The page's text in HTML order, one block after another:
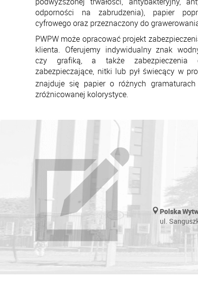
odporności na zabrudzenia), papier
cyfrowego oraz prze­znaczony do
PWPW może opracować projekt
klienta. Oferujemy indywidualny znak
czy grafiką, a także zabezpieczenia
zabezpieczające, nitki lub pył świecący w
znajduje się papier o różnych
zróżnicowanej kolorystyce.
Polska
ul.